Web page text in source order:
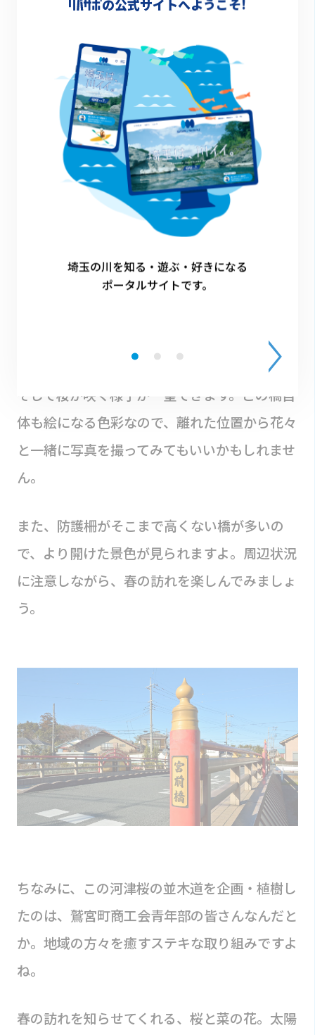
ここのオススメポイントは、何といっても「川
とのハーモニーを最も楽しみやすい」というこ
ここまで紹介してきた3スポットの中で最も川
幅が狭く、気軽に上から川を眺められるコンパ
クトな橋が多い青毛掘川。印象的なビジュアル
の橋もあるので、どこから見るかによっていろ
んな景色が楽しめます。
橋」は、朱色がパッと華やかな橋。ここから川
を眺めると、閑静な家々と穏やかに流れる川、
そして桜が咲く様子が一望できます。この橋自
体も絵になる色彩なので、離れた位置から花々
と一緒に写真を撮ってみてもいいかもしれませ
ん。
また、防護柵がそこまで高くない橋が多いの
で、より開けた景色が見られますよ。周辺状況
に注意しながら、春の訪れを楽しんでみましょ
う。
ちなみに、この河津桜の並木道を企画・植樹し
たのは、鷲宮町商工会青年部の皆さんなんだと
か。地域の方々を癒すステキな取り組みですよ
ね。
春の訪れを知らせてくれる、桜と菜の花。太陽
の公式サイトへようこそ!
埼玉の川を知る・遊ぶ・好きになる
ポータルサイトです。